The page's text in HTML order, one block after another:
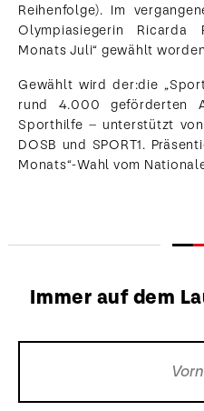
Reihenfolge). Im
Olympiasiegerin
Monats Juli“ gewählt
Gewählt wird der:die
rund 4.000 geförderten
Sporthilfe – unterstützt
DOSB und SPORT1.
Monats“-Wahl vom
Immer auf dem